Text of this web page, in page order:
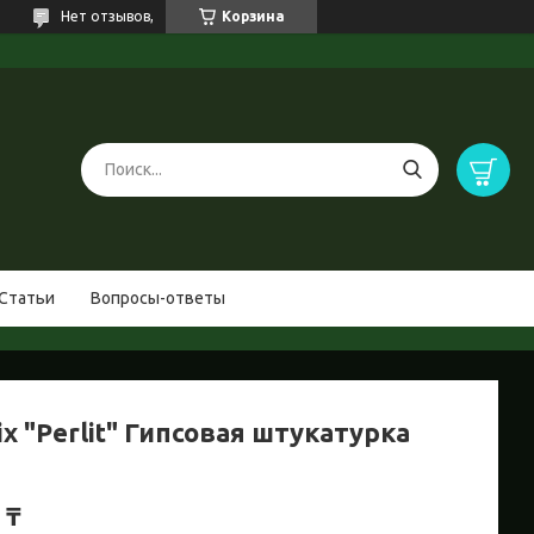
Корзина
Нет отзывов,
Вопросы-ответы
"Perlit" Гипсовая штукатурка